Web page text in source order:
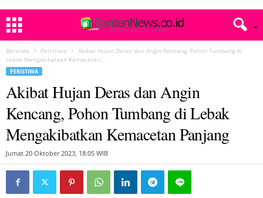
Beranda Peristiwa
Akibat Hujan Deras dan Angin Kencang, Pohon Tumbang di
Lebak Mengakibatkan Kemacetan...
PERISTIWA
Akibat Hujan Deras dan Angin
Kencang, Pohon Tumbang di Lebak
Mengakibatkan Kemacetan Panjang
Jumat 20 Oktober 2023, 18:05 WIB